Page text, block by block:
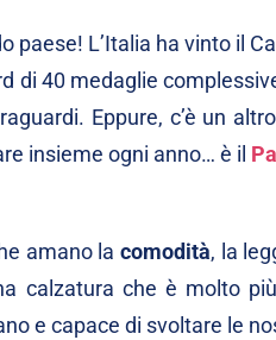
L’Italia ha vinto il
di 40 medaglie
Eppure, c’è un
insieme ogni anno… è il
amano la comodità, la
calzatura che è molto
e capace di svoltare le